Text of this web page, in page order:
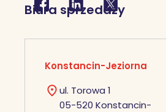
Biura sprzedaży
Konstancin-Jeziorna
ul. Torowa 1
05-520 Konstancin-